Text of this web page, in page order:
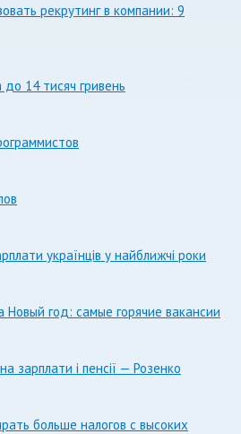
рекрутинг в компании: 9
до 14 тисяч гривень
українців у найближчі роки
Новый год: самые горячие вакансии
зарплати і пенсії — Розенко
больше налогов с высоких